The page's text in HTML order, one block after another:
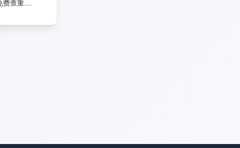
FreeCheck论文免费查重中还有哪些检测系统？